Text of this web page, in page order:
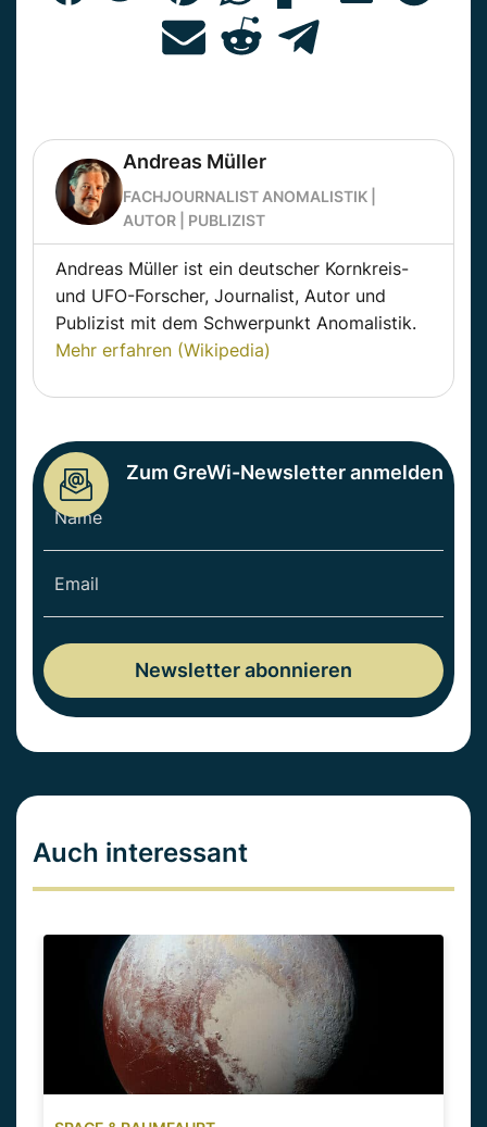
Andreas Müller
FACHJOURNALIST ANOMALISTIK |
AUTOR | PUBLIZIST
Andreas Müller ist ein deutscher Kornkreis-
und UFO-Forscher, Journalist, Autor und
Publizist mit dem Schwerpunkt Anomalistik.
Mehr erfahren (Wikipedia)
Zum GreWi-Newsletter anmelden
Auch interessant